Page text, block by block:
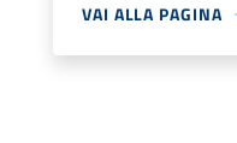
VAI ALLA PAGINA